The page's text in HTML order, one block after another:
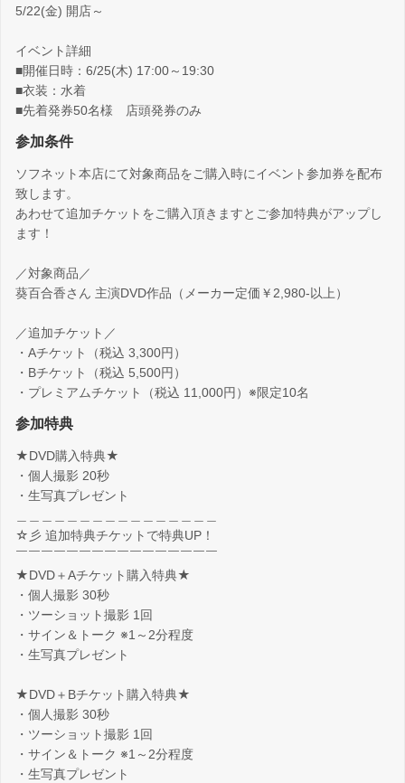
5/22(金) 開店～
イベント詳細
■開催日時：6/25(木) 17:00～19:30
■衣装：水着
■先着発券50名様 店頭発券のみ
参加条件
ソフネット本店にて対象商品をご購入時にイベント参加券を配布
致します。
あわせて追加チケットをご購入頂きますとご参加特典がアップし
ます！
／対象商品／
葵百合香さん 主演DVD作品（メーカー定価￥2,980-以上）
／追加チケット／
・Aチケット（税込 3,300円）
・Bチケット（税込 5,500円）
・プレミアムチケット（税込 11,000円）※限定10名
参加特典
★DVD購入特典★
・個人撮影 20秒
・生写真プレゼント
☆彡 追加特典チケットで特典UP！
￣￣￣￣￣￣￣￣￣￣￣￣￣￣￣￣
★DVD＋Aチケット購入特典★
・個人撮影 30秒
・ツーショット撮影 1回
・サイン＆トーク ※1～2分程度
・生写真プレゼント
★DVD＋Bチケット購入特典★
・個人撮影 30秒
・ツーショット撮影 1回
・サイン＆トーク ※1～2分程度
・生写真プレゼント